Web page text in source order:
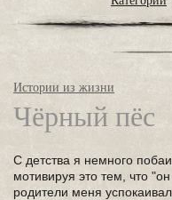
Истории из жизни
Чёрный пёс
С детства я немного
мотивируя это тем, что
родители меня